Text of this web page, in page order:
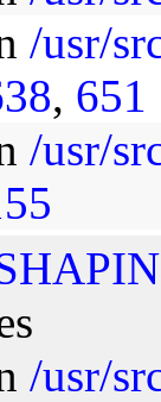
/usr/
, 651
/usr/
/usr/